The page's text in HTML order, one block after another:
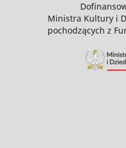
Ministra Kultury i
pochodzących z